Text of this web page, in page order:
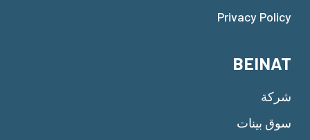
Privacy Policy
BEINAT
شركة
سوق بينات